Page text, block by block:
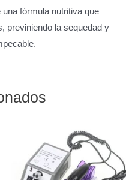
fórmula nutritiva que
previniendo la sequedad y